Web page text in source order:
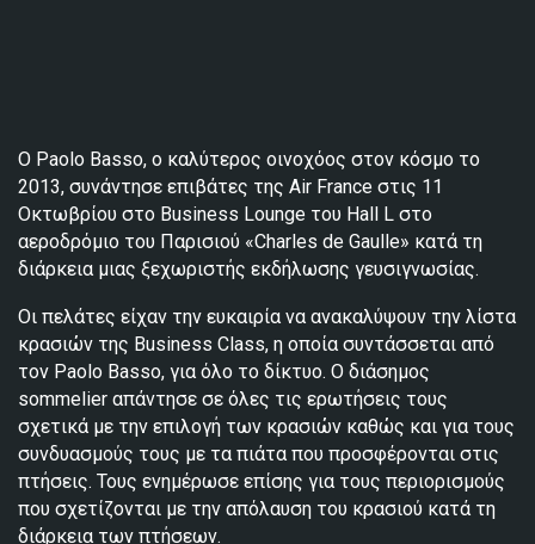
Ο Paolo Basso, ο καλύτερος οινοχόος στον κόσμο το
2013, συνάντησε επιβάτες της Air France στις 11
Οκτωβρίου στο Business Lounge του Hall L στο
αεροδρόμιο του Παρισιού «Charles de Gaulle» κατά τη
διάρκεια μιας ξεχωριστής εκδήλωσης γευσιγνωσίας.
Οι πελάτες είχαν την ευκαιρία να ανακαλύψουν την λίστα
κρασιών της Business Class, η οποία συντάσσεται από
τον Paolo Basso, για όλο το δίκτυο. Ο διάσημος
sommelier απάντησε σε όλες τις ερωτήσεις τους
σχετικά με την επιλογή των κρασιών καθώς και για τους
συνδυασμούς τους με τα πιάτα που προσφέρονται στις
πτήσεις. Τους ενημέρωσε επίσης για τους περιορισμούς
που σχετίζονται με την απόλαυση του κρασιού κατά τη
διάρκεια των πτήσεων.